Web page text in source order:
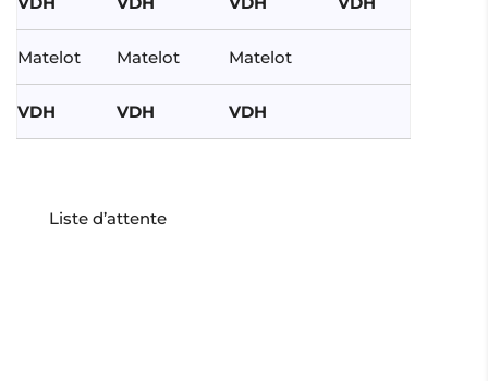
Matelot Matelot Matelot
VDH VDH VDH
Liste d’attente